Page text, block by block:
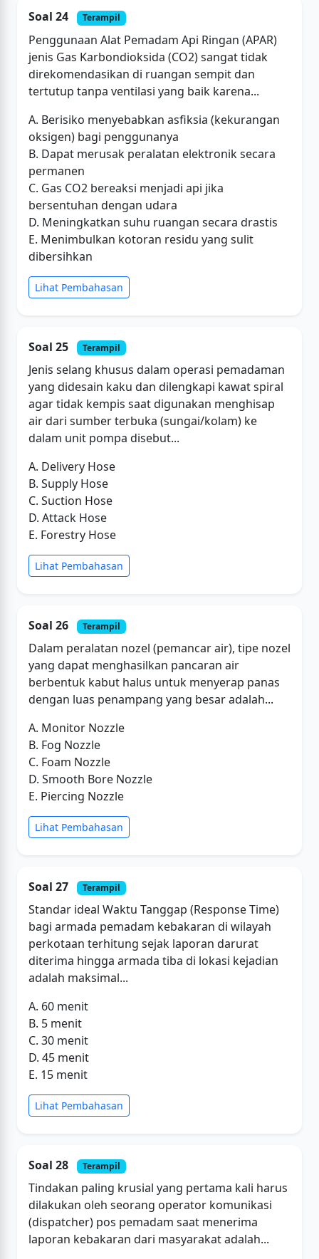
Soal 24 Terampil
Penggunaan Alat Pemadam Api Ringan (APAR)
jenis Gas Karbondioksida (CO2) sangat tidak
direkomendasikan di ruangan sempit dan
tertutup tanpa ventilasi yang baik karena...
A. Berisiko menyebabkan asfiksia (kekurangan
oksigen) bagi penggunanya
B. Dapat merusak peralatan elektronik secara
permanen
C. Gas CO2 bereaksi menjadi api jika
bersentuhan dengan udara
D. Meningkatkan suhu ruangan secara drastis
E. Menimbulkan kotoran residu yang sulit
dibersihkan
Lihat Pembahasan
Soal 25 Terampil
Jenis selang khusus dalam operasi pemadaman
yang didesain kaku dan dilengkapi kawat spiral
agar tidak kempis saat digunakan menghisap
air dari sumber terbuka (sungai/kolam) ke
dalam unit pompa disebut...
A. Delivery Hose
B. Supply Hose
C. Suction Hose
D. Attack Hose
E. Forestry Hose
Lihat Pembahasan
Soal 26 Terampil
Dalam peralatan nozel (pemancar air), tipe nozel
yang dapat menghasilkan pancaran air
berbentuk kabut halus untuk menyerap panas
dengan luas penampang yang besar adalah...
A. Monitor Nozzle
B. Fog Nozzle
C. Foam Nozzle
D. Smooth Bore Nozzle
E. Piercing Nozzle
Lihat Pembahasan
Soal 27 Terampil
Standar ideal Waktu Tanggap (Response Time)
bagi armada pemadam kebakaran di wilayah
perkotaan terhitung sejak laporan darurat
diterima hingga armada tiba di lokasi kejadian
adalah maksimal...
A. 60 menit
B. 5 menit
C. 30 menit
D. 45 menit
E. 15 menit
Lihat Pembahasan
Soal 28 Terampil
Tindakan paling krusial yang pertama kali harus
dilakukan oleh seorang operator komunikasi
(dispatcher) pos pemadam saat menerima
laporan kebakaran dari masyarakat adalah...